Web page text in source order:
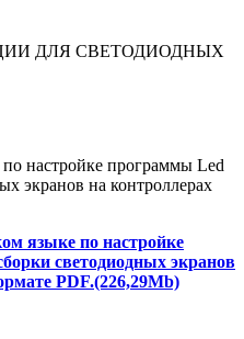
ДЛЯ СВЕТОДИОДНЫХ
настройке программы Led
экранов на контроллерах
языке по настройке
светодиодных экранов
PDF.(226,29Mb)